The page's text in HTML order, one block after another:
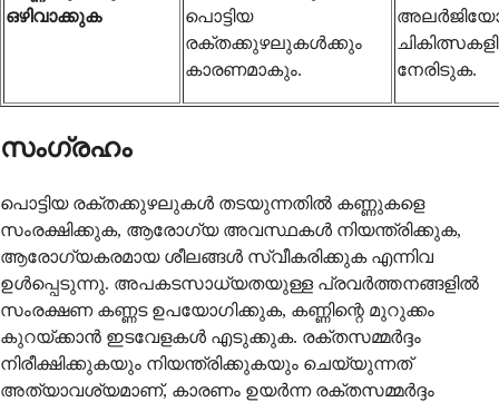
ഒഴിവാക്കുക
പൊട്ടിയ
രക്തക്കുഴലുകൾക്കും
കാരണമാകും.
അലർജിയോ
നേരിടുക.
സംഗ്രഹം
പൊട്ടിയ രക്തക്കുഴലുകൾ തടയുന്നതിൽ കണ്ണുകളെ
സംരക്ഷിക്കുക, ആരോഗ്യ അവസ്ഥകൾ നിയന്ത്രിക്കുക,
ആരോഗ്യകരമായ ശീലങ്ങൾ സ്വീകരിക്കുക എന്നിവ
ഉൾപ്പെടുന്നു. അപകടസാധ്യതയുള്ള പ്രവർത്തനങ്ങളിൽ
സംരക്ഷണ കണ്ണട ഉപയോഗിക്കുക, കണ്ണിന്റെ മുറുക്കം
കുറയ്ക്കാൻ ഇടവേളകൾ എടുക്കുക. രക്തസമ്മർദ്ദം
നിരീക്ഷിക്കുകയും നിയന്ത്രിക്കുകയും ചെയ്യുന്നത്
അത്യാവശ്യമാണ്, കാരണം ഉയർന്ന രക്തസമ്മർദ്ദം